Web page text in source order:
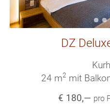
DZ
24 m2 mit
€ 180,— pro